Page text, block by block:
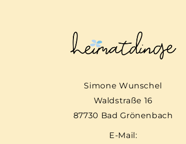
Simone Wunschel
Waldstraße 16
87730 Bad Grönenbach
E-Mail: